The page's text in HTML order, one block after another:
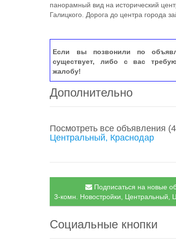
панорамный вид на исторический
Галицкого. Дорога до центра города
Если вы позвонили по
существует, либо с вас
жалобу!
Дополнительно
Посмотреть все объявления
Центральный, Краснодар
Подписаться на новые
3-комн. Новостройки, Центральный,
Социальные кнопки